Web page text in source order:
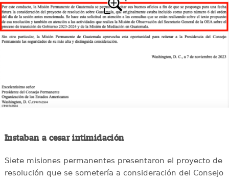
Instaban a cesar intimidación
Siete misiones permanentes presentaron el proyecto de
resolución que se sometería a consideración del Consejo